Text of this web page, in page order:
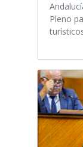
Pleno